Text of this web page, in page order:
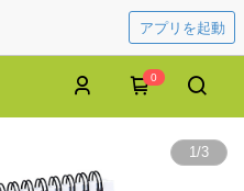
アプリを起動
0
1/3